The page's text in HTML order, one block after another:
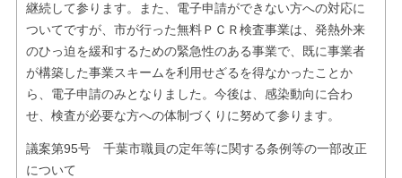
継続して参ります。また、電子申請ができない方への対応に
ついてですが、市が行った無料ＰＣＲ検査事業は、発熱外来
のひっ迫を緩和するための緊急性のある事業で、既に事業者
が構築した事業スキームを利用せざるを得なかったことか
ら、電子申請のみとなりました。今後は、感染動向に合わ
せ、検査が必要な方への体制づくりに努めて参ります。
議案第95号 千葉市職員の定年等に関する条例等の一部改正
について